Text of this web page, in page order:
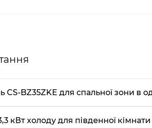
CS-BZ35ZKE для спальної зони в
кВт холоду для південної